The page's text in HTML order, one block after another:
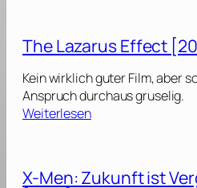
P
h
o
e
n
[
2
e
:
A
p
a
The Lazarus Effect
Kein wirklich guter Film, aber
Anspruch durchaus gruselig.
Weiterlesen:
L
X-Men: Zukunft ist